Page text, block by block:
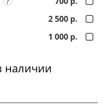
2 500 р.
1 000 р.
наличии